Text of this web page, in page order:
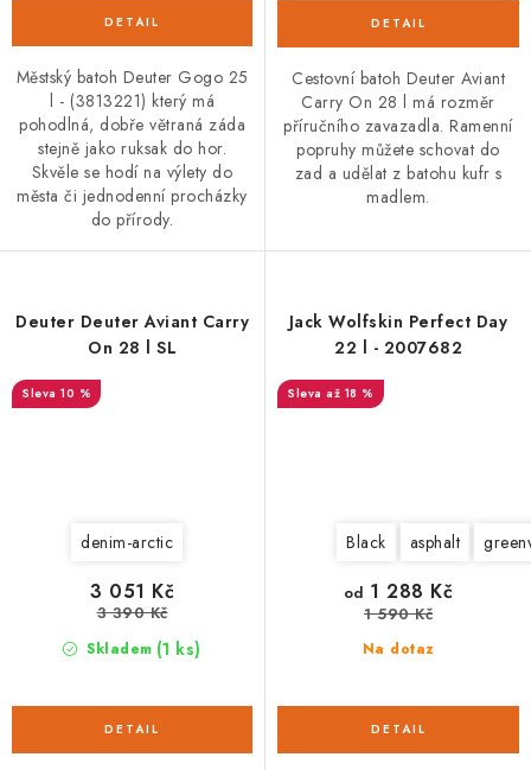
Městský batoh Deuter Gogo 25
l - (3813221) který má
pohodlná, dobře větraná záda
stejně jako ruksak do hor.
Skvěle se hodí na výlety do
města či jednodenní procházky
do přírody.
Cestovní batoh Deuter Aviant
Carry On 28 l má rozměr
příručního zavazadla. Ramenní
popruhy můžete schovat do
zad a udělat z batohu kufr s
madlem.
Deuter Deuter Aviant Carry
On 28 l SL
10 %
denim-arctic
Skladem (1 ks)
3 051 Kč
3 390 Kč
Jack Wolfskin Perfect Day
22 l - 2007682
až 18 %
Black asphalt
Na dotaz
od 1 288 Kč
1 590 Kč